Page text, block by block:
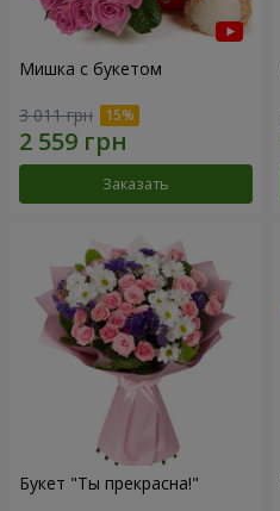
Мишка с букетом
3 011 грн
Заказать
Букет "Ты прекрасна!"